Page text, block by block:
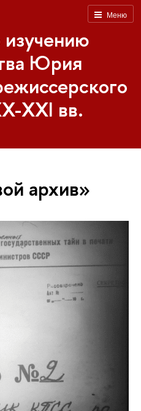
Меню
изучению
Юрия
XXI вв.
архив»